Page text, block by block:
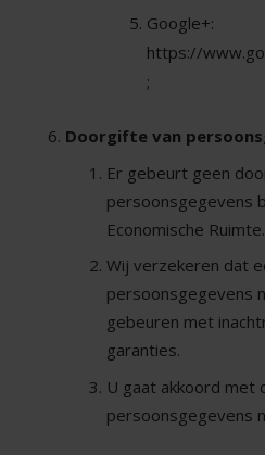
Google+:
https://
;
Doorgifte van
Er gebeurt geen
persoonsgegevens
Economische Ruimte.
Wij verzekeren dat
persoonsgegevens
gebeuren met
garanties.
U gaat akkoord met
persoonsgegevens